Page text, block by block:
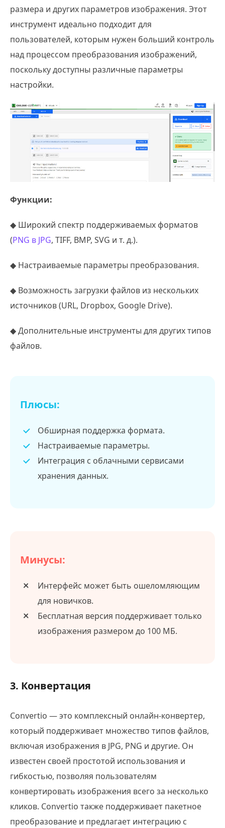
размера и других параметров изображения. Этот
инструмент идеально подходит для
пользователей, которым нужен больший контроль
над процессом преобразования изображений,
поскольку доступны различные параметры
настройки.
Функции:
◆ Широкий спектр поддерживаемых форматов
(PNG в JPG, TIFF, BMP, SVG и т. д.).
◆ Настраиваемые параметры преобразования.
◆ Возможность загрузки файлов из нескольких
источников (URL, Dropbox, Google Drive).
◆ Дополнительные инструменты для других типов
файлов.
Плюсы:
Обширная поддержка формата.
Настраиваемые параметры.
Интеграция с облачными сервисами
хранения данных.
Минусы:
Интерфейс может быть ошеломляющим
для новичков.
Бесплатная версия поддерживает только
изображения размером до 100 МБ.
3. Конвертация
Convertio — это комплексный онлайн-конвертер,
который поддерживает множество типов файлов,
включая изображения в JPG, PNG и другие. Он
известен своей простотой использования и
гибкостью, позволяя пользователям
конвертировать изображения всего за несколько
кликов. Convertio также поддерживает пакетное
преобразование и предлагает интеграцию с